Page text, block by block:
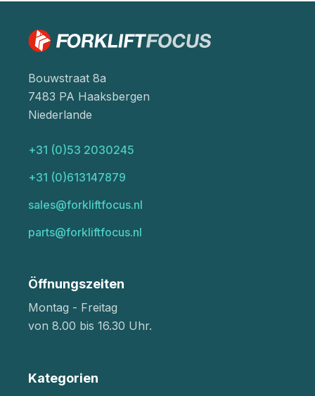
Bouwstraat 8a
7483 PA Haaksbergen
Niederlande
+31 (0)53 2030245
+31 (0)613147879
sales@forkliftfocus.nl
parts@forkliftfocus.nl
Öffnungszeiten
Montag - Freitag
von 8.00 bis 16.30 Uhr.
Kategorien